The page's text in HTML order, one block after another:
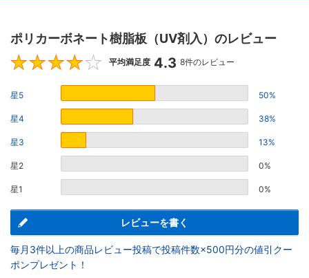
ポリカーボネート樹脂板（UV剤入）のレビュー
4.3
平均満足度 4.3 8件のレビュー
星5 50%
星4 38%
星3 13%
星2 0%
星1 0%
レビューを書く
毎月3件以上の商品レビュー投稿で投稿件数×500円分の値引クー
ポンプレゼント！